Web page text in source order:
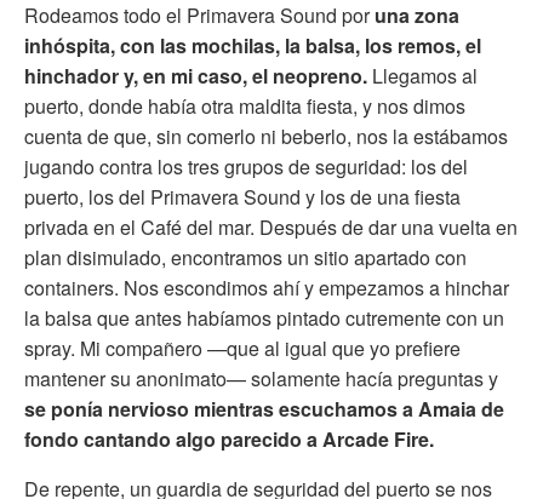
Rodeamos todo el Primavera Sound poruna zona
inhóspita, con las mochilas, la balsa, los remos, el
hinchador y, en mi caso, el neopreno. Llegamos al
puerto, donde había otra maldita fiesta, y nos dimos
cuenta de que, sin comerlo ni beberlo, nos la estábamos
jugando contra los tres grupos de seguridad: los del
puerto, los del Primavera Sound y los de una fiesta
privada en el Café del mar. Después de dar una vuelta en
plan disimulado, encontramos un sitio apartado con
containers. Nos escondimos ahí y empezamos a hinchar
la balsa que antes habíamos pintado cutremente con un
spray. Mi compañero —que al igual que yo prefiere
mantener su anonimato— solamente hacía preguntas y
se ponía nervioso mientras escuchamos a Amaia de
fondo cantando algo parecido a Arcade Fire.
De repente, un guardia de seguridad del puerto se nos